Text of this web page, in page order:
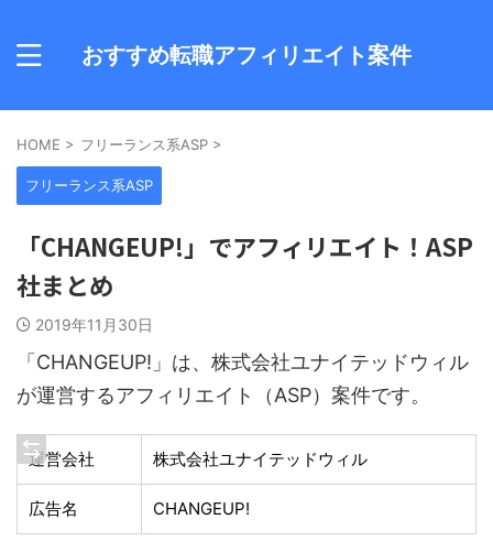
おすすめ転職アフィリエイト案件
HOME > フリーランス系ASP >
フリーランス系ASP
「CHANGEUP!」でアフィリエイト！ASP
社まとめ
2019年11月30日
「CHANGEUP!」は、株式会社ユナイテッドウィル
が運営するアフィリエイト（ASP）案件です。
運営会社 株式会社ユナイテッドウィル
広告名 CHANGEUP!